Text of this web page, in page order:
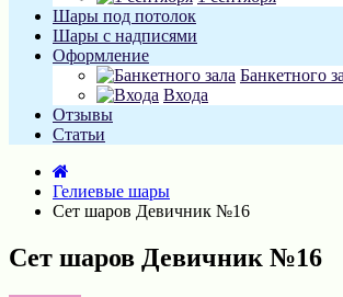
Шары под потолок
Шары с надписями
Оформление
Банкетного
Входа
Отзывы
Статьи
Гелиевые шары
Сет шаров Девичник №16
Сет шаров Девичник №16